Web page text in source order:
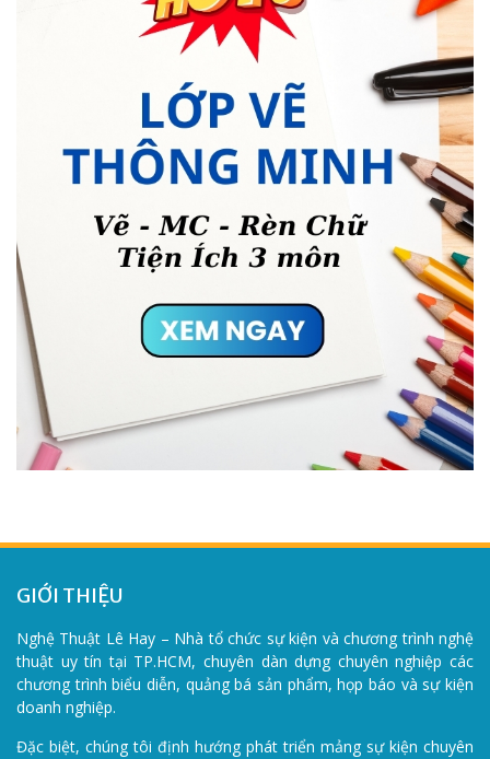
GIỚI THIỆU
Nghệ Thuật Lê Hay – Nhà tổ chức sự kiện và chương trình nghệ
thuật uy tín tại TP.HCM, chuyên dàn dựng chuyên nghiệp các
chương trình biểu diễn, quảng bá sản phẩm, họp báo và sự kiện
doanh nghiệp.
Đặc biệt, chúng tôi định hướng phát triển mảng sự kiện chuyên